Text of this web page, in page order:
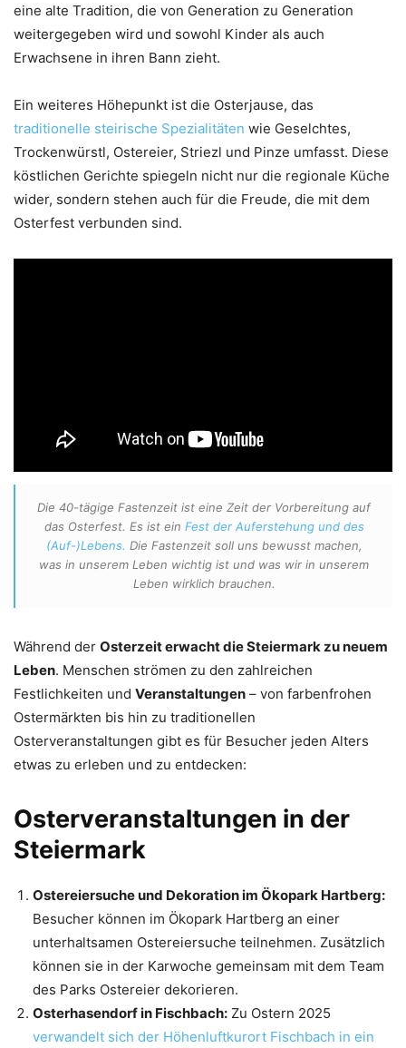
eine alte Tradition, die von Generation zu Generation
weitergegeben wird und sowohl Kinder als auch
Erwachsene in ihren Bann zieht.
Ein weiteres Höhepunkt ist die Osterjause, das
traditionelle steirische Spezialitäten wie Geselchtes,
Trockenwürstl, Ostereier, Striezl und Pinze umfasst. Diese
köstlichen Gerichte spiegeln nicht nur die regionale Küche
wider, sondern stehen auch für die Freude, die mit dem
Osterfest verbunden sind.
Die 40-tägige Fastenzeit ist eine Zeit der Vorbereitung auf
das Osterfest. Es ist ein Fest der Auferstehung und des
(Auf-)Lebens. Die Fastenzeit soll uns bewusst machen,
was in unserem Leben wichtig ist und was wir in unserem
Leben wirklich brauchen.
Während der Osterzeit erwacht die Steiermark zu neuem
Leben. Menschen strömen zu den zahlreichen
Festlichkeiten und Veranstaltungen – von farbenfrohen
Ostermärkten bis hin zu traditionellen
Osterveranstaltungen gibt es für Besucher jeden Alters
etwas zu erleben und zu entdecken:
Osterveranstaltungen in der
Steiermark
Ostereiersuche und Dekoration im Ökopark Hartberg:
Besucher können im Ökopark Hartberg an einer
unterhaltsamen Ostereiersuche teilnehmen. Zusätzlich
können sie in der Karwoche gemeinsam mit dem Team
des Parks Ostereier dekorieren.
Osterhasendorf in Fischbach: Zu Ostern 2025
verwandelt sich der Höhenluftkurort Fischbach in ein